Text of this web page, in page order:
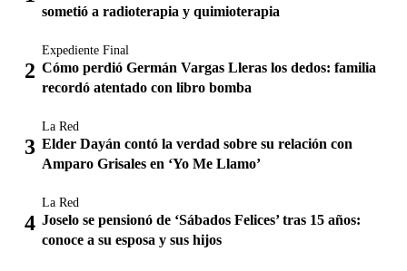
sometió a radioterapia y quimioterapia
Expediente Final
Cómo perdió Germán Vargas Lleras los dedos: familia
recordó atentado con libro bomba
La Red
Elder Dayán contó la verdad sobre su relación con
Amparo Grisales en ‘Yo Me Llamo’
La Red
Joselo se pensionó de ‘Sábados Felices’ tras 15 años:
conoce a su esposa y sus hijos